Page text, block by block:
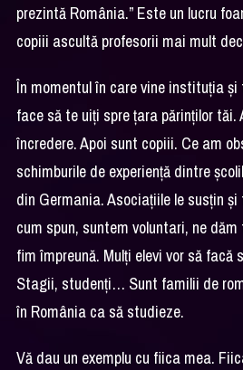
prezintă România.” Este un lucru
copiii ascultă profesorii mai mult
În momentul în care vine instituția
face să te uiți spre țara părinților tăi.
încredere. Apoi sunt copiii. Ce am
schimburile de experiență dintre
din Germania. Asociațiile le susțin
cum spun, suntem voluntari, ne
fim împreună. Mulți elevi vor să facă
Stagii, studenți… Sunt familii de
în România ca să studieze.
Vă dau un exemplu cu fiica mea.